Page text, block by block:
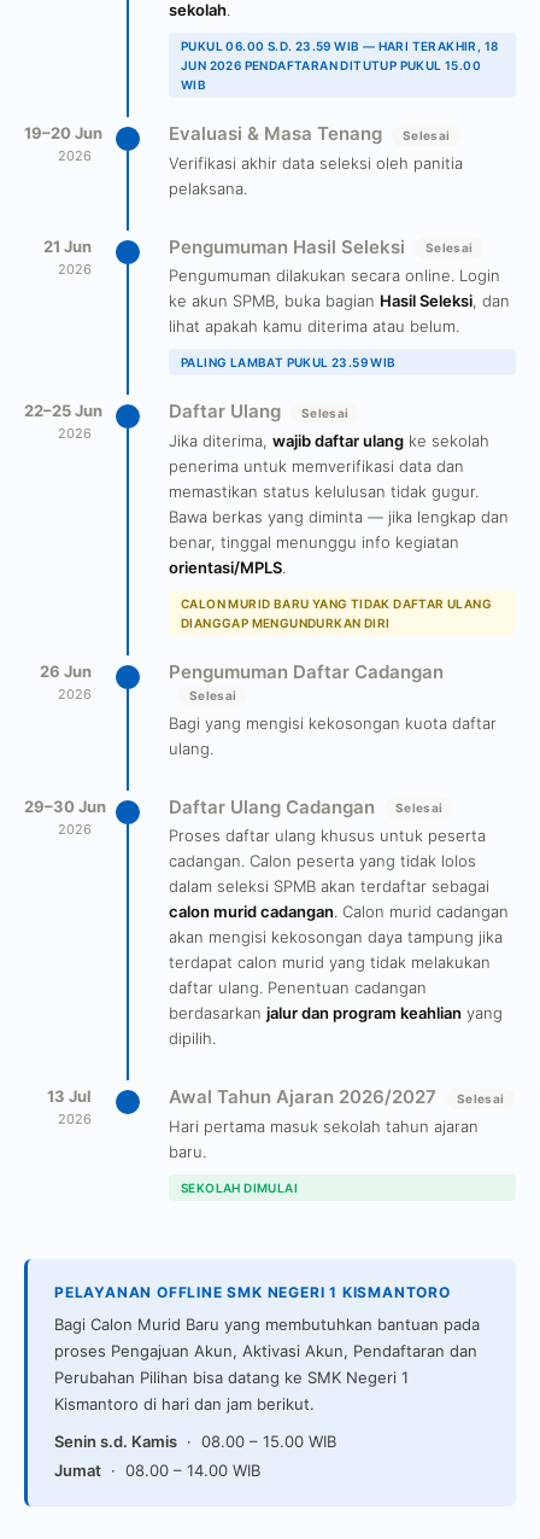
sekolah.
PUKUL 06.00 S.D. 23.59 WIB — HARI TERAKHIR, 18
JUN 2026 PENDAFTARAN DITUTUP PUKUL 15.00
WIB
19–20 Jun
2026
Evaluasi & Masa Tenang Selesai
Verifikasi akhir data seleksi oleh panitia
pelaksana.
21 Jun
2026
Pengumuman Hasil Seleksi Selesai
Pengumuman dilakukan secara online. Login
ke akun SPMB, buka bagian Hasil Seleksi, dan
lihat apakah kamu diterima atau belum.
PALING LAMBAT PUKUL 23.59 WIB
22–25 Jun
2026
Daftar Ulang Selesai
Jika diterima, wajib daftar ulang ke sekolah
penerima untuk memverifikasi data dan
memastikan status kelulusan tidak gugur.
Bawa berkas yang diminta — jika lengkap dan
benar, tinggal menunggu info kegiatan
orientasi/MPLS.
CALON MURID BARU YANG TIDAK DAFTAR ULANG
DIANGGAP MENGUNDURKAN DIRI
26 Jun
2026
Pengumuman Daftar Cadangan
Selesai
Bagi yang mengisi kekosongan kuota daftar
ulang.
29–30 Jun
2026
Daftar Ulang Cadangan Selesai
Proses daftar ulang khusus untuk peserta
cadangan. Calon peserta yang tidak lolos
dalam seleksi SPMB akan terdaftar sebagai
calon murid cadangan. Calon murid cadangan
akan mengisi kekosongan daya tampung jika
terdapat calon murid yang tidak melakukan
daftar ulang. Penentuan cadangan
berdasarkan jalur dan program keahlian yang
dipilih.
13 Jul
2026
Awal Tahun Ajaran 2026/2027 Selesai
Hari pertama masuk sekolah tahun ajaran
baru.
SEKOLAH DIMULAI
PELAYANAN OFFLINE SMK NEGERI 1 KISMANTORO
Bagi Calon Murid Baru yang membutuhkan bantuan pada
proses Pengajuan Akun, Aktivasi Akun, Pendaftaran dan
Perubahan Pilihan bisa datang ke SMK Negeri 1
Kismantoro di hari dan jam berikut.
Senin s.d. Kamis · 08.00 – 15.00 WIB
Jumat · 08.00 – 14.00 WIB